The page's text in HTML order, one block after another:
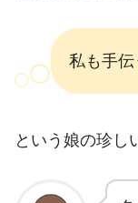
私も手伝
という娘の珍し